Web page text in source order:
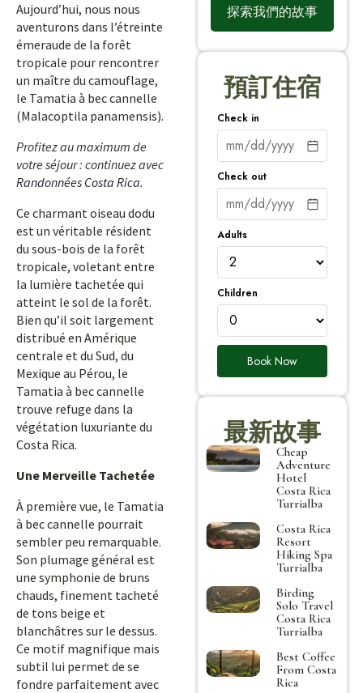
Aujourd’hui, nous nous
aventurons dans l’étreinte
émeraude de la forêt
tropicale pour rencontrer
un maître du camouflage,
le Tamatia à bec cannelle
(Malacoptila panamensis).
Profitez au maximum de
votre séjour : continuez avec
Randonnées Costa Rica.
Ce charmant oiseau dodu
est un véritable résident
du sous-bois de la forêt
tropicale, voletant entre
la lumière tachetée qui
atteint le sol de la forêt.
Bien qu’il soit largement
distribué en Amérique
centrale et du Sud, du
Mexique au Pérou, le
Tamatia à bec cannelle
trouve refuge dans la
végétation luxuriante du
Costa Rica.
Une Merveille Tachetée
À première vue, le Tamatia
à bec cannelle pourrait
sembler peu remarquable.
Son plumage général est
une symphonie de bruns
chauds, finement tacheté
de tons beige et
blanchâtres sur le dessus.
Ce motif magnifique mais
subtil lui permet de se
fondre parfaitement avec
探索我們的故事
預訂住宿
Check in
Check out
Adults
Children
Book Now
最新故事
Cheap
Adventure
Hotel
Costa Rica
Turrialba
Costa Rica
Resort
Hiking Spa
Turrialba
Birding
Solo Travel
Costa Rica
Turrialba
Best Coffee
From Costa
Rica